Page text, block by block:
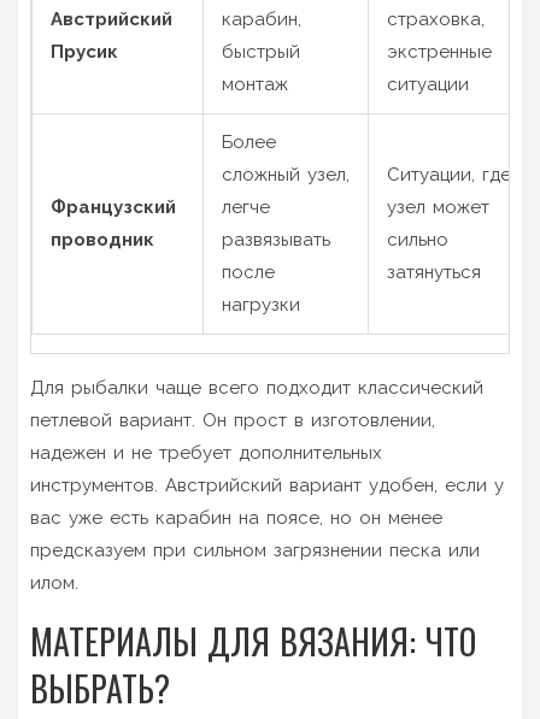
Австрийский
Прусик
карабин,
быстрый
монтаж
страховка,
экстренные
ситуации
Французский
проводник
Более
сложный узел,
легче
развязывать
после
нагрузки
Ситуации, где
узел может
сильно
затянуться
Для рыбалки чаще всего подходит классический
петлевой вариант. Он прост в изготовлении,
надежен и не требует дополнительных
инструментов. Австрийский вариант удобен, если у
вас уже есть карабин на поясе, но он менее
предсказуем при сильном загрязнении песка или
илом.
МАТЕРИАЛЫ ДЛЯ ВЯЗАНИЯ: ЧТО
ВЫБРАТЬ?